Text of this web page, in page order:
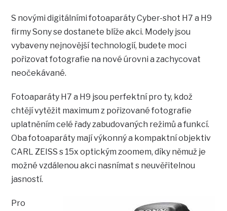
S novými digitálními fotoaparáty Cyber-shot H7 a H9
firmy Sony se dostanete blíže akci. Modely jsou
vybaveny nejnovější technologií, budete moci
pořizovat fotografie na nové úrovni a zachycovat
neočekávané.
Fotoaparáty H7 a H9 jsou perfektní pro ty, kdož
chtějí vytěžit maximum z pořizované fotografie
uplatněním celé řady zabudovaných režimů a funkcí.
Oba fotoaparáty mají výkonný a kompaktní objektiv
CARL ZEISS s 15x optickým zoomem, díky němuž je
možné vzdálenou akci nasnímat s neuvěřitelnou
jasností.
Pro